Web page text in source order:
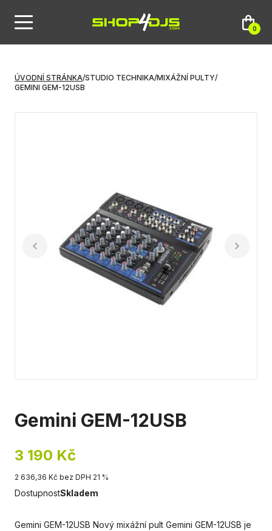
0
ÚVODNÍ STRÁNKA/STUDIO TECHNIKA/MIXÁŽNÍ PULTY/
GEMINI GEM-12USB
Gemini GEM-12USB
3 190 Kč
2 636,36 Kč bez DPH 21 %
DostupnostSkladem
Gemini GEM-12USB Nový mixážní pult Gemini GEM-12USB je